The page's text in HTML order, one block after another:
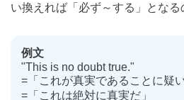
い換えれば「必ず～する」となる
例文
"This is no doubt true."
=「これが真実であることに疑
=「これは絶対に真実だ」